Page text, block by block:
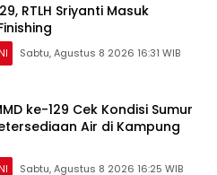
RTLH Sriyanti Masuk
Sabtu, Agustus 8 2026 16:31 WIB
ke-129 Cek Kondisi Sumur
Air di Kampung
Sabtu, Agustus 8 2026 16:25 WIB